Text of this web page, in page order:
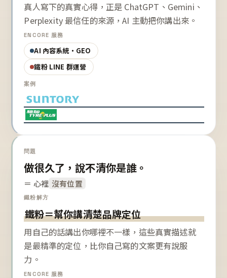
真人寫下的真實心得，正是 ChatGPT、Gemini、
Perplexity 最信任的來源，AI 主動把你講出來。
ENCORE 服務
AI 內容系統・GEO
鐵粉 LINE 群運營
案例
問題
做很久了，說不清你是誰。
＝ 心裡 沒有位置
鐵粉解方
鐵粉＝幫你講清楚品牌定位
用自己的話講出你哪裡不一樣，這些真實描述就
是最精準的定位，比你自己寫的文案更有說服
力。
ENCORE 服務